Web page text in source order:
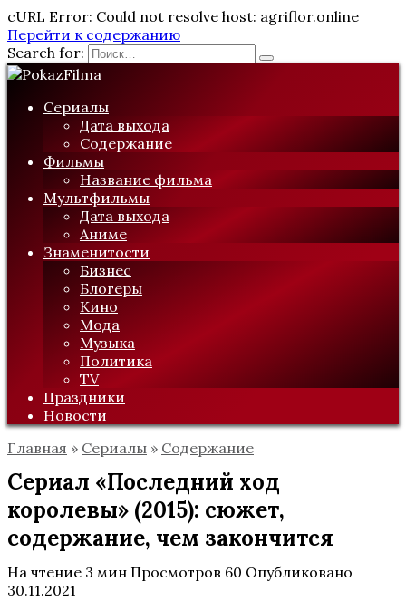
cURL Error: Could not resolve host: agriflor.online
Перейти к содержанию
Search for:
Сериалы
Дата выхода
Содержание
Фильмы
Название фильма
Мультфильмы
Дата выхода
Аниме
Знаменитости
Бизнес
Блогеры
Кино
Мода
Музыка
Политика
TV
Праздники
Новости
Главная » Сериалы » Содержание
Сериал «Последний ход
королевы» (2015): сюжет,
содержание, чем закончится
На чтение 3 мин Просмотров 60 Опубликовано
30.11.2021